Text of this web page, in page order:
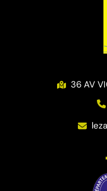
36 AV